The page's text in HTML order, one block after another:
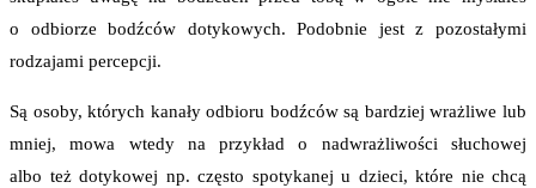
o odbiorze bodźców dotykowych. Podobnie jest z pozostałymi
rodzajami percepcji.
Są osoby, których kanały odbioru bodźców są bardziej wrażliwe lub
mniej, mowa wtedy na przykład o nadwrażliwości słuchowej
albo też dotykowej np. często spotykanej u dzieci, które nie chcą